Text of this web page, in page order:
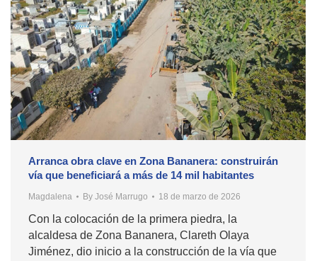
Arranca obra clave en Zona Bananera: construirán
vía que beneficiará a más de 14 mil habitantes
Magdalena By José Marrugo 18 de marzo de 2026
Con la colocación de la primera piedra, la
alcaldesa de Zona Bananera, Clareth Olaya
Jiménez, dio inicio a la construcción de la vía que